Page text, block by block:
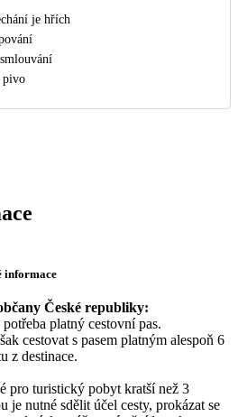
je hřích
pivo
informace
České republiky:
platný cestovní pas.
cestovat s pasem platným alespoň 6
z destinace.
pro turistický pobyt kratší než 3
je nutné sdělit účel cesty, prokázat se